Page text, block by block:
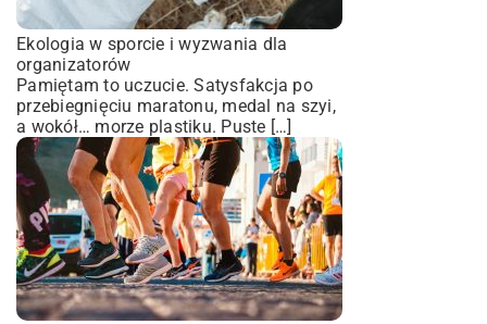
Ekologia w sporcie i wyzwania dla
organizatorów
Pamiętam to uczucie. Satysfakcja po
przebiegnięciu maratonu, medal na szyi,
a wokół… morze plastiku. Puste […]